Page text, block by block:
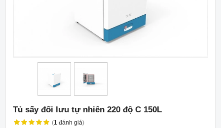
Tủ sấy đối lưu tự nhiên 220 độ C 150L
(1 đánh giá)